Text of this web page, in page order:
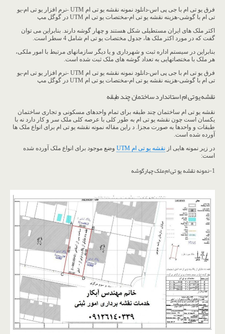
فرق یو تی ام با جی پی اس-دانلود نمونه نقشه یو تی ام UTM -نرم افزار یو تی ام-یو
تی ام با گوشی-هزینه نقشه یو تی ام-مختصات یو تی ام UTM در گوگل مپ
اکثر ملک های ایران مستطیلی شکل هستند و چهار گوشه دارند. بنابراین می توان
گفت که در مورد اکثر ملک ها، جدول مختصات یو تی ام شامل 4 سطر است.
بنابراین در سیستم اداره ثبت و شهرداری و یا دیگر سازمانهای مرتبط با امور ملکی،
هر ملک با مختصاتهایی به تعداد گوشه های ملک ثبت شده است.
فرق یو تی ام با جی پی اس-دانلود نمونه نقشه یو تی ام UTM -نرم افزار یو تی ام-یو
تی ام با گوشی-هزینه نقشه یو تی ام-مختصات یو تی ام UTM در گوگل مپ
نقشه یو تی ام استاندارد ساختمان چند طبقه
نقشه یو تی ام ساختمان چند طبقه برای تمام واحدهای مسکونی و تجاری ساختمان
یکسان است چون نقشه یو تی ام به طور کلی با عرصه کلی ملک سر و کار دارد نه با
طبقات و واحدها به صورت مجزا. د راین مقاله نمونه نقشه یو تی ام برای انواع ملک ها
آورده شده است.
در زیر نمونه هایی از نقشه یو تی ام UTM
وضع موجود برای انواع ملک آورده شده
است:
1-نمونه نقشه یو تی ام ملک چهارگوشه